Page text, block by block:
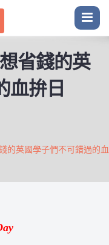
省錢的英
血拚日
的英國學子們不可錯過的血